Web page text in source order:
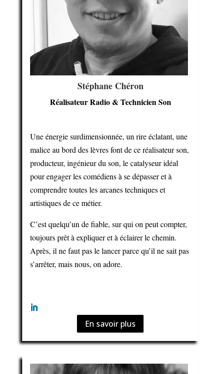
Stéphane Chéron
Réalisateur Radio & Technicien Son
Une énergie surdimensionnée, un rire éclatant, une
malice au bord des lèvres font de ce réalisateur son,
producteur, ingénieur du son, le catalyseur idéal
pour engager les comédiens à se dépasser et à
comprendre toutes les arcanes techniques et
artistiques de ce métier.
C’est quelqu’un de fiable, sur qui on peut compter,
toujours prêt à expliquer et à éclairer le chemin.
Après, il ne faut pas le lancer parce qu’il ne sait pas
s’arrêter, mais nous, on adore.
En savoir plus